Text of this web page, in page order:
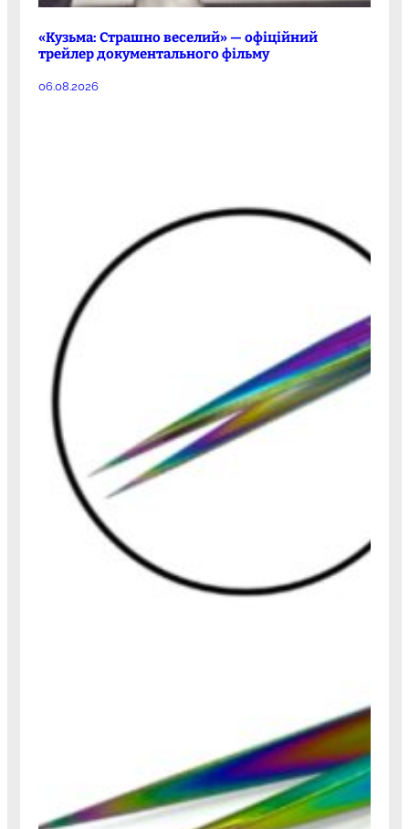
«Кузьма: Страшно веселий» — офіційний
трейлер документального фільму
06.08.2026